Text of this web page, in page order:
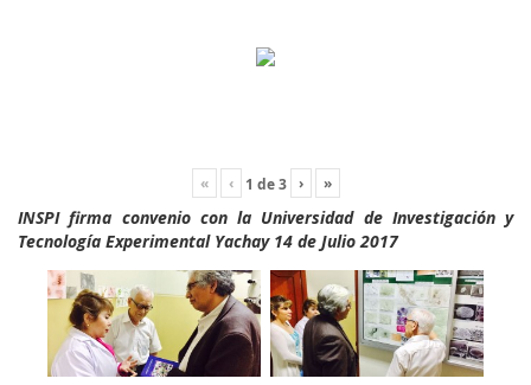
« ‹ 1 de3 › »
INSPI firma convenio con la Universidad de Investigación y
Tecnología Experimental Yachay 14 de Julio 2017